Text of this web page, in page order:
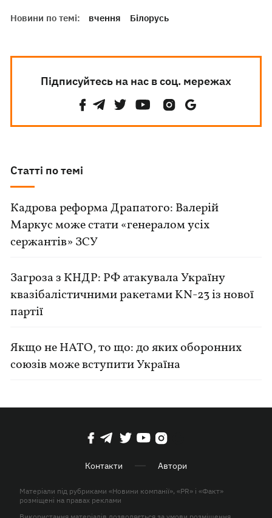
Новини по темі: вчення Білорусь
Підписуйтесь на нас в соц. мережах
Статті по темі
Кадрова реформа Драпатого: Валерій
Маркус може стати «генералом усіх
сержантів» ЗСУ
Загроза з КНДР: РФ атакувала Україну
квазібалістичними ракетами KN-23 із нової
партії
Якщо не НАТО, то що: до яких оборонних
союзів може вступити Україна
Контакти Автори
Матеріали під рубриками «Новини компанії», «PR» і «Факт»
розміщені на правах реклами